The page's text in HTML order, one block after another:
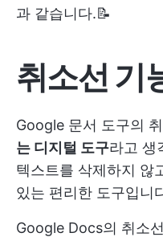
과 같습니다.📝
취소선 기
Google 문서 도구의
는 디지털 도구라고 생
텍스트를 삭제하지 않
있는 편리한 도구입니
Google Docs의 취소